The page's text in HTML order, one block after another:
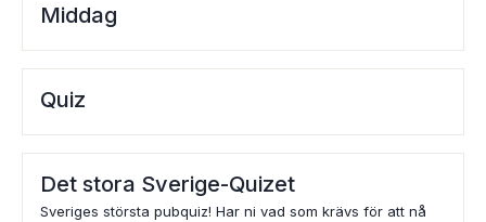
Middag
Quiz
Det stora Sverige-Quizet
Sveriges största pubquiz! Har ni vad som krävs för att nå